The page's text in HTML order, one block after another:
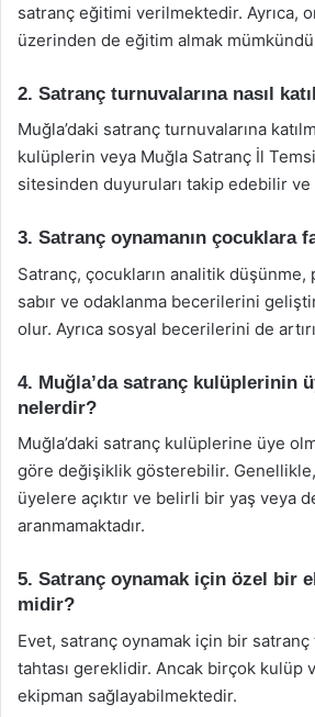
satranç eğitimi verilmektedir. Ayrıca,
üzerinden de eğitim almak
2. Satranç turnuvalarına nasıl
Muğla’daki satranç turnuvalarına
kulüplerin veya Muğla Satranç İl
sitesinden duyuruları takip edebilir ve
3. Satranç oynamanın çocuklara
Satranç, çocukların analitik düşünme,
sabır ve odaklanma becerilerini
olur. Ayrıca sosyal becerilerini de
4. Muğla’da satranç kulüplerinin
nelerdir?
Muğla’daki satranç kulüplerine üye
göre değişiklik gösterebilir.
üyelere açıktır ve belirli bir yaş veya
aranmamaktadır.
5. Satranç oynamak için özel bir
midir?
Evet, satranç oynamak için bir satranç
tahtası gereklidir. Ancak birçok kulüp
ekipman sağlayabilmektedir.